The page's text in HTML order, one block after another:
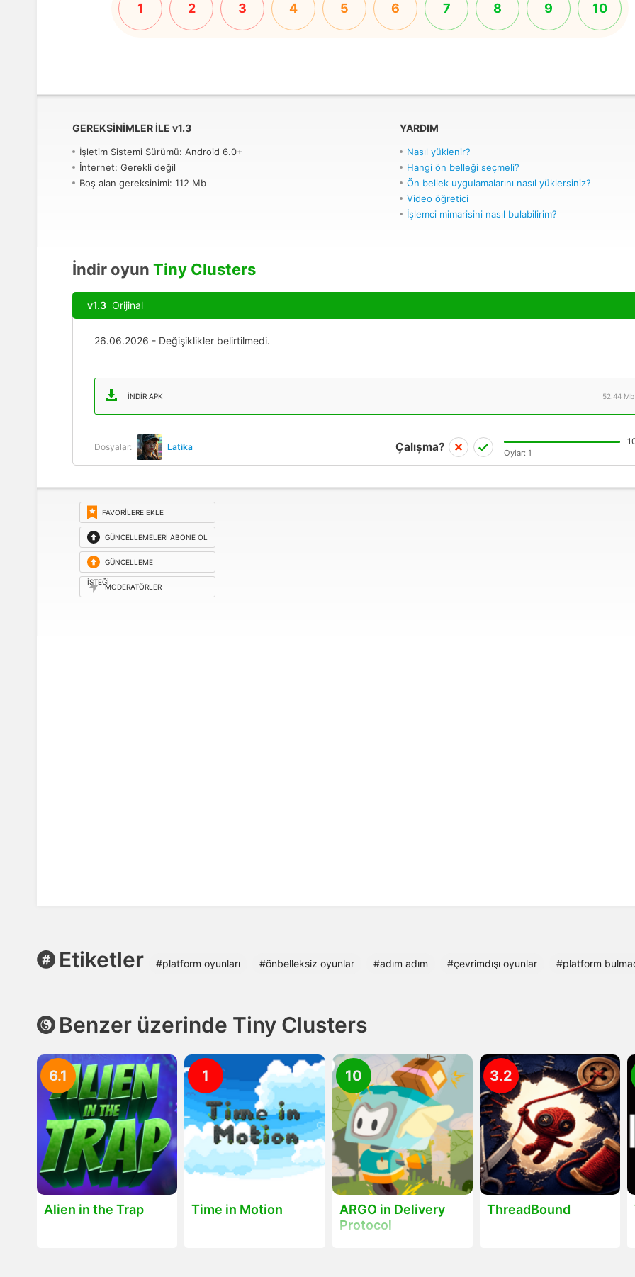
1 2 3 4 5 6 7 8 9 10
GEREKSINIMLER ILE v1.3
İşletim Sistemi Sürümü: Android 6.0+
İnternet: Gerekli değil
Boş alan gereksinimi: 112 Mb
YARDIM
Nasıl yüklenir?
Hangi ön belleği seçmeli?
Ön bellek uygulamalarını nasıl yüklersiniz?
Video öğretici
İşlemci mimarisini nasıl bulabilirim?
İndir oyun Tiny Clusters
v1.3 Orijinal
26.06.2026 - Değişiklikler belirtilmedi.
İNDIR APK 52.44 Mb
Dosyalar: Latika Çalışma? Oylar: 1
FAVORILERE EKLE
GÜNCELLEMELERI ABONE OL
GÜNCELLEME
ISTEĞI
MODERATÖRLER
Etiketler #platform oyunları #önbelleksiz oyunlar #adım adım #çevrimdışı oyunlar #platform
Benzer üzerinde Tiny Clusters
Alien in the Trap
6.1
Time in Motion
1
ARGO in Delivery
Protocol
10
ThreadBound
3.2